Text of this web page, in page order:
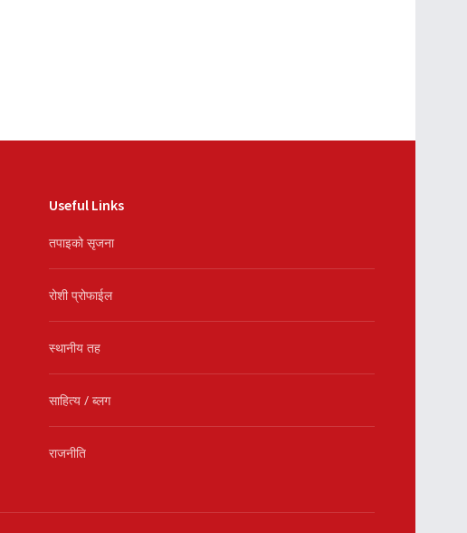
Useful Links
तपाइको सृजना
रोशी प्रोफाईल
स्थानीय तह
साहित्य / ब्लग
राजनीति